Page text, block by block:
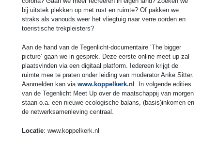
bij uitstek plekken op met rust en ruimte? Of pakken we
straks als vanouds weer het vliegtuig naar verre oorden en
toeristische trekpleisters?
Aan de hand van de Tegenlicht-documentaire ‘The bigger
picture’ gaan we in gesprek. Deze eerste online meet up zal
plaatsvinden via een digitaal platform. Iedereen krijgt de
ruimte mee te praten onder leiding van moderator Anke Sitter.
Aanmelden kan via www.koppelkerk.nl
. In volgende edities
van de Tegenlicht Meet Up over de maatschappij van morgen
staan o.a. een nieuwe ecologische balans, (basis)inkomen en
de netwerksamenleving centraal.
Locatie: www.koppelkerk.nl